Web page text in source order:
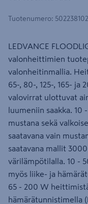
Tuotenumero: 502238102
LEDVANCE
valonheittimien
valonheitinmallia.
65-, 80-, 125-, 165- ja
valovirrat ulottuvat
luumeniin saakka.
mustana sekä
saatavana vain
saatavana mallit
värilämpötilalla. 10 -
myös liike- ja
65 - 200 W
hämärätunnistimella